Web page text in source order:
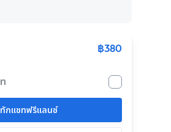
฿380
ทักแชทฟรีแลนซ์